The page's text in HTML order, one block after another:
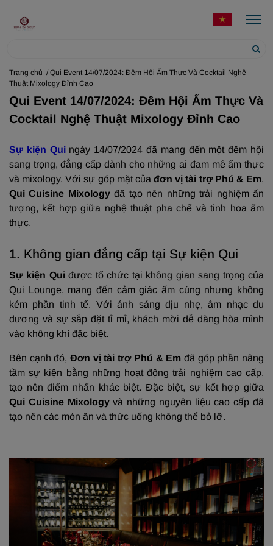
Trang chủ / Qui Event 14/07/2024: Đêm Hội Ẩm Thực Và Cocktail Nghệ
Thuật Mixology Đỉnh Cao
Qui Event 14/07/2024: Đêm Hội Ẩm Thực Và
Cocktail Nghệ Thuật Mixology Đỉnh Cao
Sự kiện Quingày 14/07/2024 đã mang đến một đêm hội
sang trọng, đẳng cấp dành cho những ai đam mê ẩm thực
và mixology. Với sự góp mặt củađơn vị tài trợ Phú & Em,
Qui Cuisine Mixologyđã tạo nên những trải nghiệm ấn
tượng, kết hợp giữa nghệ thuật pha chế và tinh hoa ẩm
thực.
1. Không gian đẳng cấp tại Sự kiện Qui
Sự kiện Quiđược tổ chức tại không gian sang trọng của
Qui Lounge, mang đến cảm giác ấm cúng nhưng không
kém phần tinh tế. Với ánh sáng dịu nhẹ, âm nhạc du
dương và sự sắp đặt tỉ mỉ, khách mời dễ dàng hòa mình
vào không khí đặc biệt.
Bên cạnh đó,Đơn vị tài trợ Phú & Em đã góp phần nâng
tầm sự kiện bằng những hoạt động trải nghiệm cao cấp,
tạo nên điểm nhấn khác biệt. Đặc biệt, sự kết hợp giữa
Qui Cuisine Mixologyvà những nguyên liệu cao cấp đã
tạo nên các món ăn và thức uống không thể bỏ lỡ.